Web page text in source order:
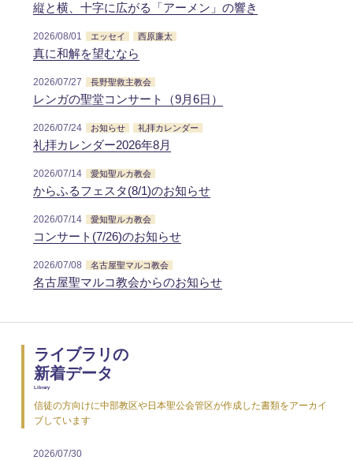
縦と横、十字に広がる「アーメン」の響き
2026/08/01 エッセイ 西原廉太
真に和解を望むなら
2026/07/27 長野聖救主教会
レンガの聖堂コンサート（9月6日）
2026/07/24 お知らせ 礼拝カレンダー
礼拝カレンダー2026年8月
2026/07/14 愛知聖ルカ教会
からふるフェスタ(8/1)のお知らせ
2026/07/14 愛知聖ルカ教会
コンサート(7/26)のお知らせ
2026/07/08 名古屋聖マルコ教会
名古屋聖マルコ教会からのお知らせ
ライブラリの
新着データ
Library
信徒の方向けに中部教区や日本聖公会管区が作成した書類をアーカイ
ブしています
2026/07/30